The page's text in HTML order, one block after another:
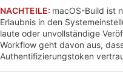
NACHTEILE: macOS-Build ist
Erlaubnis in den
laute oder unvollständige
Workflow geht davon aus,
Authentifizierungstoken